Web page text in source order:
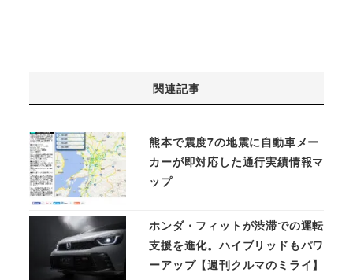
関連記事
熊本で震度7の地震に自動車メー
カーが即対応した通行実績情報マ
ップ
ホンダ・フィットが渋滞での運転
支援を進化。ハイブリッドもパワ
ーアップ【週刊クルマのミライ】